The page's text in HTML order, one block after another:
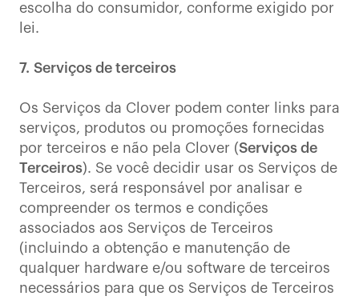
escolha do consumidor, conforme exigido por
lei.
7. Serviços de terceiros
Os Serviços da Clover podem conter links para
serviços, produtos ou promoções fornecidas
por terceiros e não pela Clover (Serviços de
Terceiros). Se você decidir usar os Serviços de
Terceiros, será responsável por analisar e
compreender os termos e condições
associados aos Serviços de Terceiros
(incluindo a obtenção e manutenção de
qualquer hardware e/ou software de terceiros
necessários para que os Serviços de Terceiros